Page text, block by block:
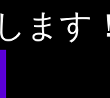
ます！